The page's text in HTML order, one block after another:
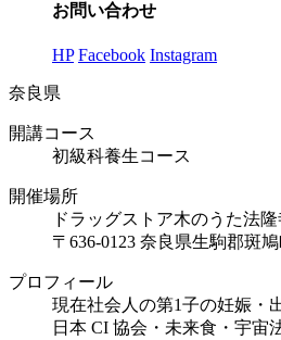
お問い合わせ
HP Facebook Instagram
奈良県
開講コース
初級科養生コース
開催場所
ドラッグストア木のうた法
〒636-0123 奈良県生駒郡斑
プロフィール
現在社会人の第1子の妊娠・
日本 CI 協会・未来食・宇宙